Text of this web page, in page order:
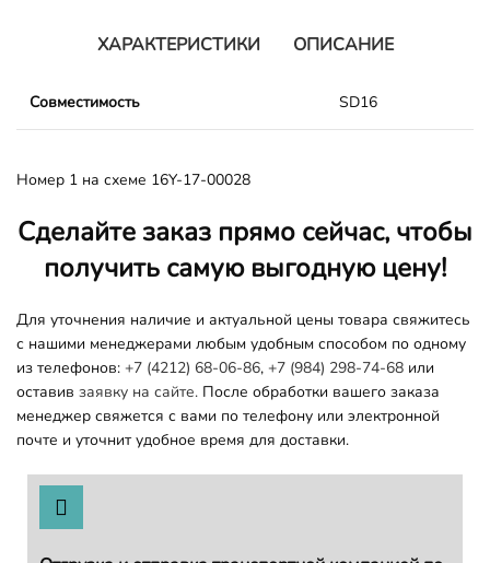
ХАРАКТЕРИСТИКИ ОПИСАНИЕ
Совместимость SD16
Номер 1 на схеме 16Y-17-00028
Сделайте заказ прямо сейчас, чтобы
получить самую выгодную цену!
Для уточнения наличие и актуальной цены товара свяжитесь
с нашими менеджерами любым удобным способом по одному
из телефонов: +7 (4212) 68-06-86, +7 (984) 298-74-68 или
оставив заявку на сайте. После обработки вашего заказа
менеджер свяжется с вами по телефону или электронной
почте и уточнит удобное время для доставки.